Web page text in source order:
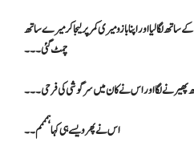
لگا لیا اور اپنا بازو میری کمر پر لیجا کر میرے ساتھ
چمٹ گئی۔۔۔
پھیرنے لگا اور اس نے کان میں سرگوشی کی فرحی۔۔۔
اس نے پھر ویسے ہی کہا ہمممم۔۔